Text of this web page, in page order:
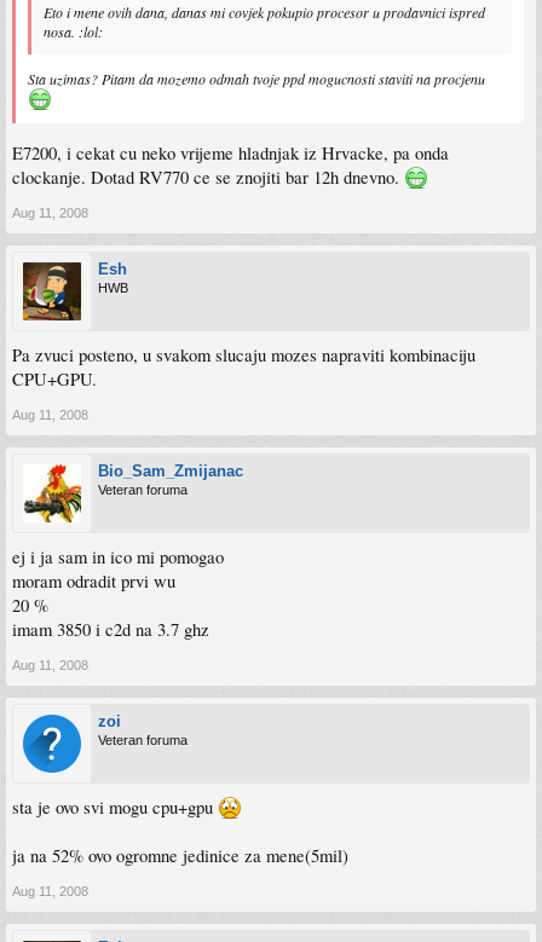
Eto i mene ovih dana, danas mi covjek pokupio procesor u prodavnici ispred
nosa. :lol:
Sta uzimas? Pitam da mozemo odmah tvoje ppd mogucnosti staviti na procjenu
E7200, i cekat cu neko vrijeme hladnjak iz Hrvacke, pa onda
clockanje. Dotad RV770 ce se znojiti bar 12h dnevno.
Aug 11, 2008
Esh
HWB
Pa zvuci posteno, u svakom slucaju mozes napraviti kombinaciju
CPU+GPU.
Aug 11, 2008
Bio_Sam_Zmijanac
Veteran foruma
ej i ja sam in ico mi pomogao
moram odradit prvi wu
20 %
imam 3850 i c2d na 3.7 ghz
Aug 11, 2008
zoi
Veteran foruma
sta je ovo svi mogu cpu+gpu
ja na 52% ovo ogromne jedinice za mene(5mil)
Aug 11, 2008